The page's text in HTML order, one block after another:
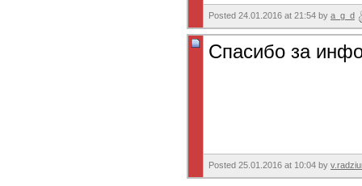
Posted 24.01.2016 at 21:54 by a_g_d
Спасибо за
Posted 25.01.2016 at 10:04 by